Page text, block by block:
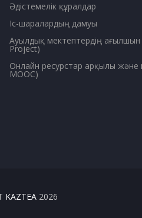
Әдістемелік құралдар
Іс-шаралардың дамуы
Ауылдық мектептердің ағылшын
Project)
Онлайн ресурстар арқылы және
MOOC)
KAZTEA 2026